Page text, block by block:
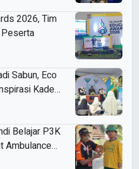
2026, Tim
Peserta
Sabun, Eco
Kader
Belajar P3K
Ambulance